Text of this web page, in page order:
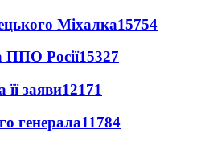
Міхалка15754
ППО Росії15327
її заяви12171
генерала11784